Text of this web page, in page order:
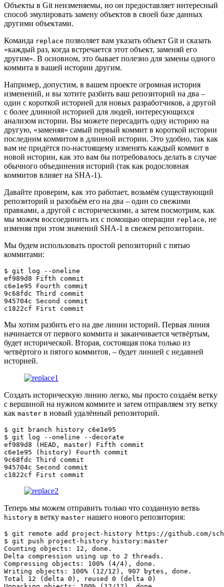
Объекты в Git неизменяемы, но он предоставляет интересный
способ эмулировать замену объектов в своей базе данных
другими объектами.
Команда replace позволяет вам указать объект Git и сказать
«каждый раз, когда встречается этот объект, заменяй его
другим». В основном, это бывает полезно для замены одного
коммита в вашей истории другим.
Например, допустим, в вашем проекте огромная история
изменений, и вы хотите разбить ваш репозиторий на два –
один с короткой историей для новых разработчиков, а другой
с более длинной историей для людей, интересующихся
анализом истории. Вы можете пересадить одну историю на
другую, «заменяя» самый первый коммит в короткой истории
последним коммитом в длинной истории. Это удобно, так как
вам не придётся по-настоящему изменять каждый коммит в
новой истории, как это вам бы потребовалось делать в случае
обычного объединения историй (так как родословная
коммитов влияет на SHA-1).
Давайте проверим, как это работает, возьмём существующий
репозиторий и разобьём его на два – один со свежими
правками, а другой с историческими, а затем посмотрим, как
мы можем воссоединить их с помощью операции replace, не
изменяя при этом значений SHA-1 в свежем репозитории.
Мы будем использовать простой репозиторий с пятью
коммитами:
$ git log --oneline
ef989d8 Fifth commit
c6e1e95 Fourth commit
9c68fdc Third commit
945704c Second commit
c1822cf First commit
Мы хотим разбить его на две линии историй. Первая линия
начинается от первого коммита и заканчивается четвёртым,
будет исторической. Вторая, состоящая пока только из
четвёртого и пятого коммитов, – будет линией с недавней
историей.
Создать историческую линию легко, мы просто создаём ветку
с вершиной на нужном коммите и затем отправляем эту ветку
как master в новый удалённый репозиторий.
$ git branch history c6e1e95
$ git log --oneline --decorate
ef989d8
( HEAD, master)
Fifth commit
c6e1e95
( history)
Fourth commit
9c68fdc Third commit
945704c Second commit
c1822cf First commit
Теперь мы можем отправить только что созданную ветвь
history в ветку master нашего нового репозитория:
$ git remote add
project-history https://github.com/
$ git push project-history history:master
Counting objects: 12 , done.
Delta compression using up to 2 threads.
Compressing objects: 100% ( 4/4) , done.
Writing objects: 100% ( 12 /12 ) , 907 bytes, done.
Total 12 ( delta 0 ) , reused 0 ( delta 0 )